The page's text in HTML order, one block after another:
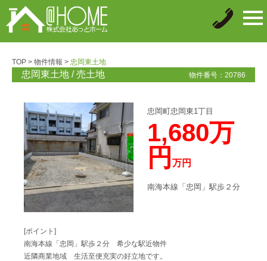
TOP > 物件情報 > 忠岡東土地
忠岡東土地 / 売土地 物件番号：20786
忠岡町忠岡東1丁目
1,680万
円万円
南海本線「忠岡」駅歩２分
[ポイント]
南海本線「忠岡」駅歩２分 希少な駅近物件
近隣商業地域 生活至便充実の好立地です。